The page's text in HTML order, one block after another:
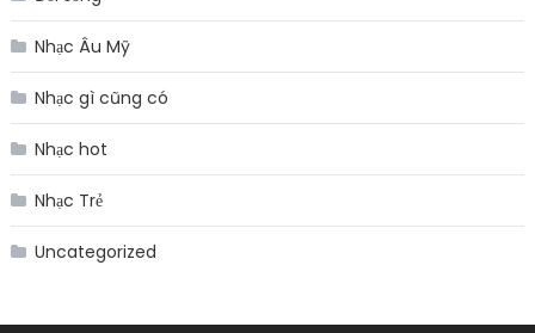
Nhạc Âu Mỹ
Nhạc gì cũng có
Nhạc hot
Nhạc Trẻ
Uncategorized